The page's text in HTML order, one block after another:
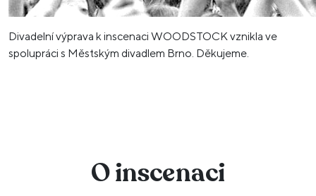
Divadelní výprava k inscenaci WOODSTOCK vznikla ve
spolupráci s Městským divadlem Brno. Děkujeme.
O inscenaci